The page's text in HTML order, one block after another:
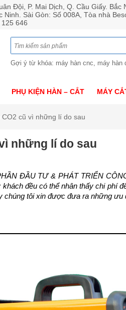
Đội, P. Mai Dịch, Q. Cầu Giấy.
Sài Gòn: Số 008A, Tòa nhà
646
Gợi ý từ khóa: máy hàn cnc, máy hàn
PHỤ KIỆN HÀN – CẮT MÁY
cũ vì những lí do sau
những lí do sau
ĐẦU TƯ & PHÁT TRIỂN
đều có thể nhân thấy chi phí
chúng tôi xin được đưa ra những